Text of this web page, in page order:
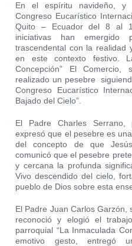
En el espíritu navideño, y
Congreso Eucarístico
Quito – Ecuador del 8 al
iniciativas han emergido
trascendental con la realidad
en este contexto festivo.
Concepción” El
realizado un pesebre
Congreso Eucarístico
Bajado del Cielo”.
El Padre Charles Serrano,
expresó que el pesebre es
del concepto de que
comunicó que el pesebre
y cercana la profunda
Vivo descendido del cielo,
pueblo de Dios sobre esta
El Padre Juan Carlos Garzón,
reconoció y elogió el
parroquial “La Inmaculada
emotivo gesto, entregó